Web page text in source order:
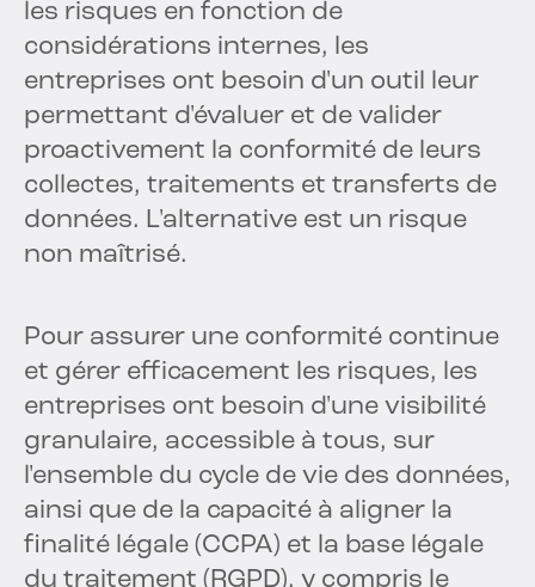
les risques en fonction de
considérations internes, les
entreprises ont besoin d'un outil leur
permettant d'évaluer et de valider
proactivement la conformité de leurs
collectes, traitements et transferts de
données. L'alternative est un risque
non maîtrisé.
Pour assurer une conformité continue
et gérer efficacement les risques, les
entreprises ont besoin d'une visibilité
granulaire, accessible à tous, sur
l'ensemble du cycle de vie des données,
ainsi que de la capacité à aligner la
finalité légale (CCPA) et la base légale
du traitement (RGPD), y compris le